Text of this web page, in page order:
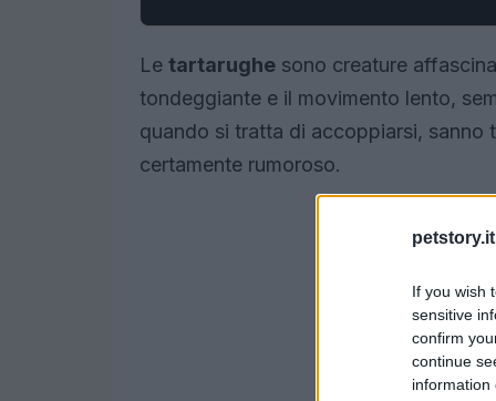
If you wish
sensitive
confirm
continue
information
Le tartarughe sono creature
tondeggiante e il movimento lento,
quando si tratta di accoppiarsi, sanno
certamente rumoroso.